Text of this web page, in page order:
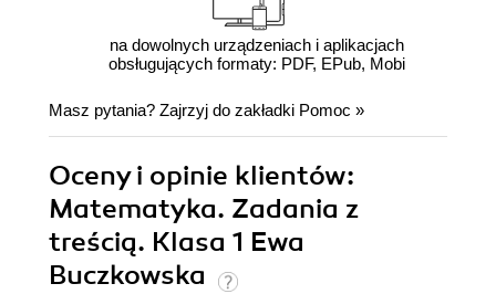
na dowolnych urządzeniach i aplikacjach
obsługujących formaty: PDF, EPub, Mobi
Masz pytania? Zajrzyj do zakładki Pomoc »
Oceny i opinie klientów:
Matematyka. Zadania z
treścią. Klasa 1 Ewa
Buczkowska